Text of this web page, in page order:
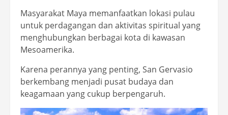
Masyarakat Maya memanfaatkan lokasi pulau
untuk perdagangan dan aktivitas spiritual yang
menghubungkan berbagai kota di kawasan
Mesoamerika.
Karena perannya yang penting, San Gervasio
berkembang menjadi pusat budaya dan
keagamaan yang cukup berpengaruh.